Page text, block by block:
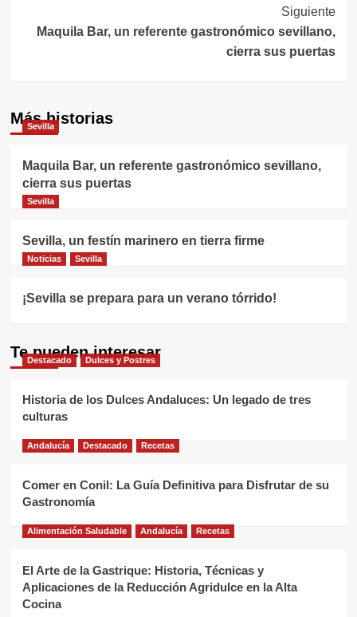
Siguiente
Maquila Bar, un referente gastronómico sevillano,
cierra sus puertas
Más historias
Sevilla
Maquila Bar, un referente gastronómico sevillano,
cierra sus puertas
Sevilla
Sevilla, un festín marinero en tierra firme
Noticias Sevilla
¡Sevilla se prepara para un verano tórrido!
Te pueden interesar
Destacado Dulces y Postres
Historia de los Dulces Andaluces: Un legado de tres
culturas
Andalucía Destacado Recetas
Comer en Conil: La Guía Definitiva para Disfrutar de su
Gastronomía
Alimentación Saludable Andalucía Recetas
El Arte de la Gastrique: Historia, Técnicas y
Aplicaciones de la Reducción Agridulce en la Alta
Cocina